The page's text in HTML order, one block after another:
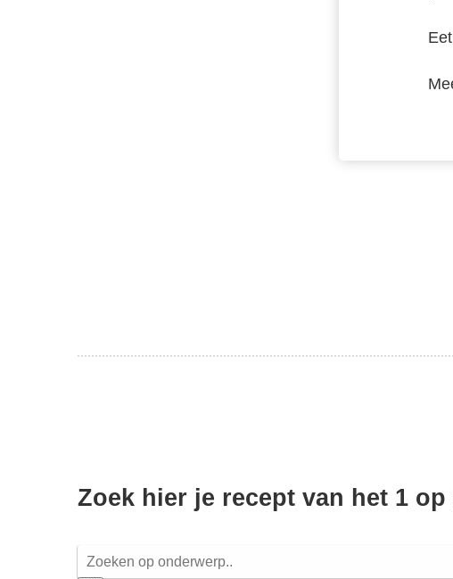
Zoek hier je recept van het 1 op